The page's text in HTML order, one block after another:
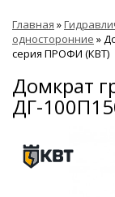
Главная »
односторонние »
серия ПРОФИ (КВТ)
Домкрат
ДГ-